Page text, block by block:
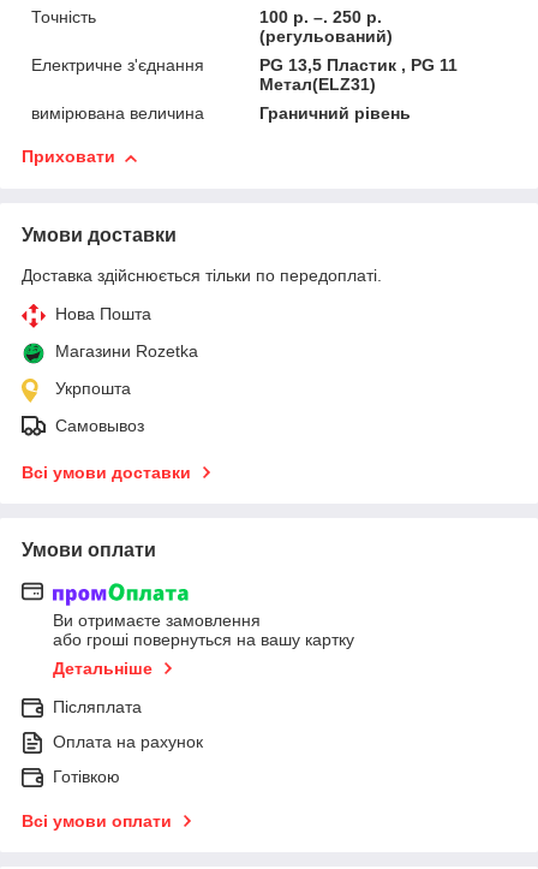
Точність
100 р. –. 250 р.
(регульований)
Електричне з'єднання
PG 13,5 Пластик , PG 11
Метал(ELZ31)
вимірювана величина
Граничний рівень
Приховати
Умови доставки
Доставка здійснюється тільки по передоплаті.
Нова Пошта
Магазини Rozetka
Укрпошта
Самовывоз
Всі умови доставки
Умови оплати
Ви отримаєте замовлення
або гроші повернуться на вашу картку
Детальніше
Післяплата
Оплата на рахунок
Готівкою
Всі умови оплати